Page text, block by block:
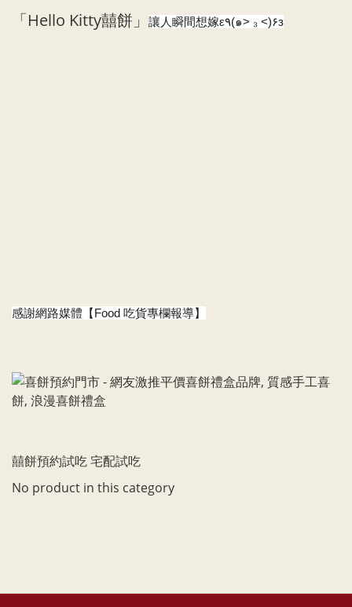
「Hello Kitty囍餅」 讓人瞬間想嫁ε٩(๑> ₃ <)۶з
感謝網路媒體【Food 吃貨專欄報導】
囍餅預約試吃 宅配試吃
No product in this category